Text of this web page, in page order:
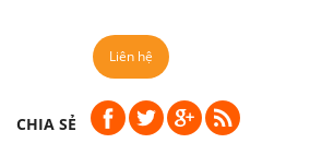
Liên hệ
CHIA SẺ